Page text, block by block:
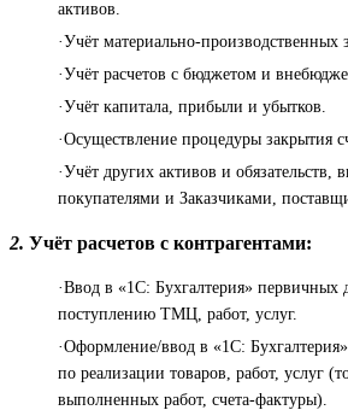
активов.
·Учёт материально-производственных
·Учёт расчетов с бюджетом и
·Учёт капитала, прибыли и убытков.
·Осуществление процедуры закрытия
·Учёт других активов и обязательств,
покупателями и Заказчиками,
2. Учёт расчетов с контрагентами:
·Ввод в «1С: Бухгалтерия» первичных
поступлению ТМЦ, работ, услуг.
·Оформление/ввод в «1С:
по реализации товаров, работ, услуг
выполненных работ, счета-фактуры).